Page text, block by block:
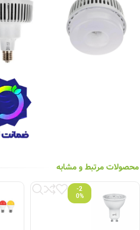
محصولات مرتبط و مشابه
-2
0%